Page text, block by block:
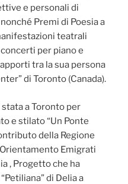
e personali di
Premi di Poesia a
teatrali
per piano e
tra la sua persona
di Toronto (Canada).
a Toronto per
e stilato “Un Ponte
della Regione
Orientamento Emigrati
, Progetto che ha
di Delia a